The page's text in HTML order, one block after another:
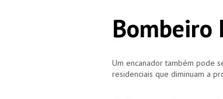
Bombeiro
Um encanador também pode
residenciais que diminuam a